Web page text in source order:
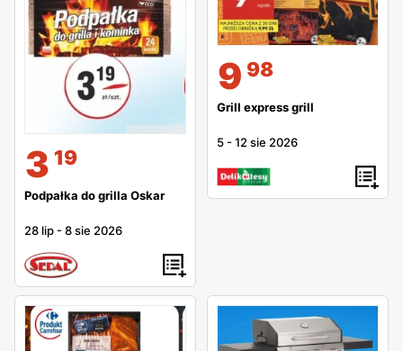
3 19
Podpałka do grilla Oskar
28 lip -8 sie 2026
9 98
Grill express grill
5 -12 sie 2026